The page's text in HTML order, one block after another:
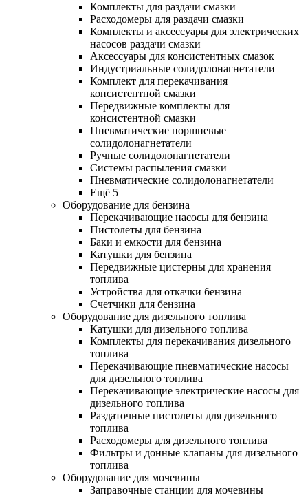
Комплекты для раздачи смазки
Расходомеры для раздачи смазки
Комплекты и аксессуары для электрических
насосов раздачи смазки
Аксессуары для консистентных смазок
Индустриальные солидолонагнетатели
Комплект для перекачивания
консистентной смазки
Передвижные комплекты для
консистентной смазки
Пневматические поршневые
солидолонагнетатели
Ручные солидолонагнетатели
Системы распыления смазки
Пневматические солидолонагнетатели
Ещё 5
Оборудование для бензина
Перекачивающие насосы для бензина
Пистолеты для бензина
Баки и емкости для бензина
Катушки для бензина
Передвижные цистерны для хранения
топлива
Устройства для откачки бензина
Счетчики для бензина
Оборудование для дизельного топлива
Катушки для дизельного топлива
Комплекты для перекачивания дизельного
топлива
Перекачивающие пневматические насосы
для дизельного топлива
Перекачивающие электрические насосы для
дизельного топлива
Раздаточные пистолеты для дизельного
топлива
Расходомеры для дизельного топлива
Фильтры и донные клапаны для дизельного
топлива
Оборудование для мочевины
Заправочные станции для мочевины